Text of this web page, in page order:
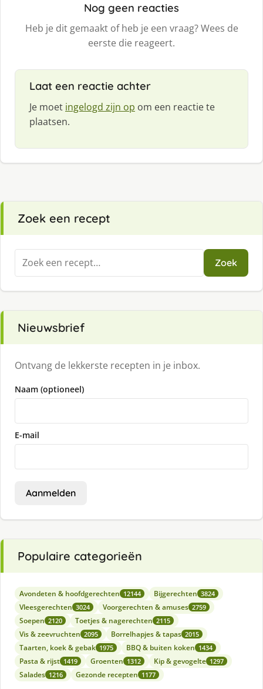
Nog geen reacties
Heb je dit gemaakt of heb je een vraag? Wees de
eerste die reageert.
Laat een reactie achter
Je moet ingelogd zijn op om een reactie te
plaatsen.
Zoek een recept
Zoeken
naar:
Zoek
Nieuwsbrief
Ontvang de lekkerste recepten in je inbox.
Naam (optioneel)
E-mail
Aanmelden
Populaire categorieën
Avondeten & hoofdgerechten 12144 Bijgerechten 3824
Vleesgerechten 3024 Voorgerechten & amuses 2759
Soepen 2120 Toetjes & nagerechten 2115
Vis & zeevruchten 2095 Borrelhapjes & tapas 2015
Taarten, koek & gebak 1975 BBQ & buiten koken 1434
Pasta & rijst 1419 Groenten 1312 Kip & gevogelte 1297
Salades 1216 Gezonde recepten 1177